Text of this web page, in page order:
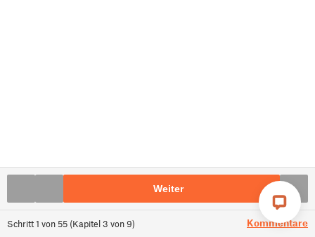
Schritt1 von 55 (Kapitel3 von9) Kommentare
Weiter